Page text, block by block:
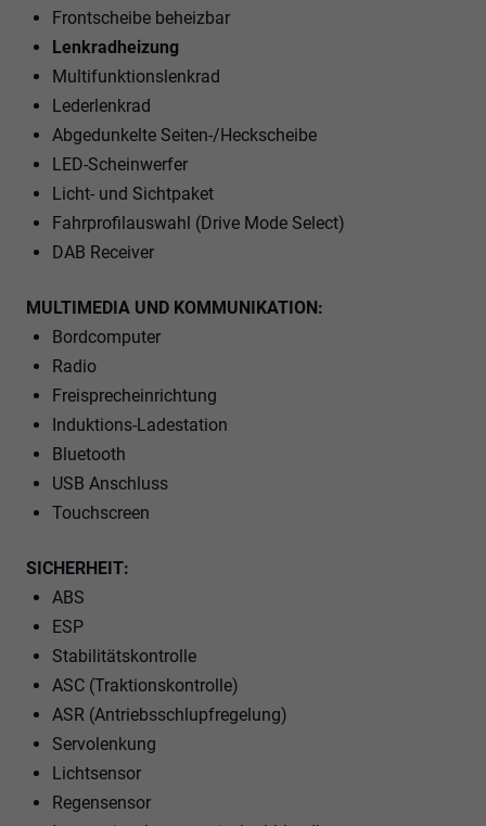
Frontscheibe beheizbar
Lenkradheizung
Multifunktionslenkrad
Lederlenkrad
Abgedunkelte Seiten-/Heckscheibe
LED-Scheinwerfer
Licht- und Sichtpaket
Fahrprofilauswahl (Drive Mode Select)
DAB Receiver
MULTIMEDIA UND KOMMUNIKATION:
Bordcomputer
Radio
Freisprecheinrichtung
Induktions-Ladestation
Bluetooth
USB Anschluss
Touchscreen
SICHERHEIT:
ABS
ESP
Stabilitätskontrolle
ASC (Traktionskontrolle)
ASR (Antriebsschlupfregelung)
Servolenkung
Lichtsensor
Regensensor